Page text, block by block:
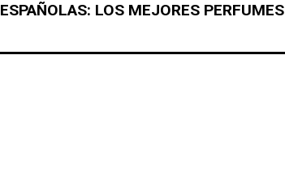
ESPAÑOLAS: LOS MEJORES PERFUMES